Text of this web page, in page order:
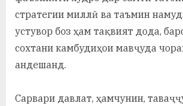
стратегии миллӣ ва таъмин
устувор боз ҳам тақвият дода,
сохтани камбудиҳои мавҷуда
андешанд.
Сарвари давлат, ҳамчунин,